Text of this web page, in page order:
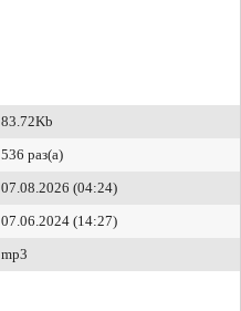
83.72Kb
536 раз(а)
07.08.2026 (04:24)
07.06.2024 (14:27)
mp3